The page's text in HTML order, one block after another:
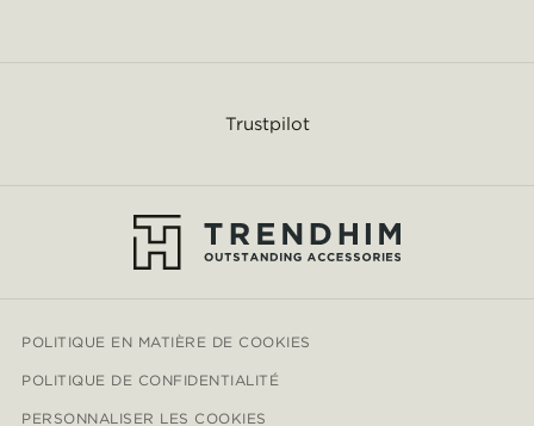
Trustpilot
POLITIQUE EN MATIÈRE DE COOKIES
POLITIQUE DE CONFIDENTIALITÉ
PERSONNALISER LES COOKIES